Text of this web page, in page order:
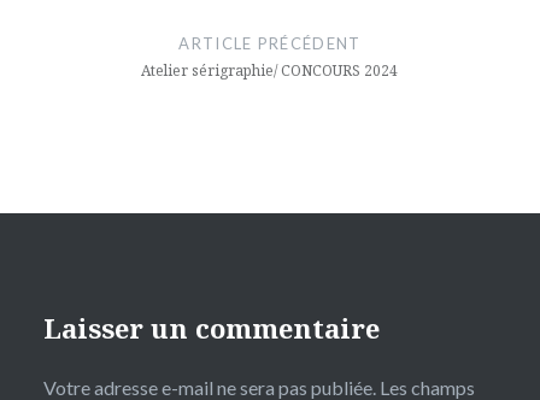
ARTICLE PRÉCÉDENT
Atelier sérigraphie/ CONCOURS 2024
Laisser un commentaire
Votre adresse e-mail ne sera pas publiée. Les champs